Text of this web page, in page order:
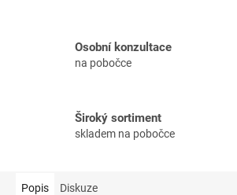
Osobní konzultace
na pobočce
Široký sortiment
skladem na pobočce
Popis Diskuze